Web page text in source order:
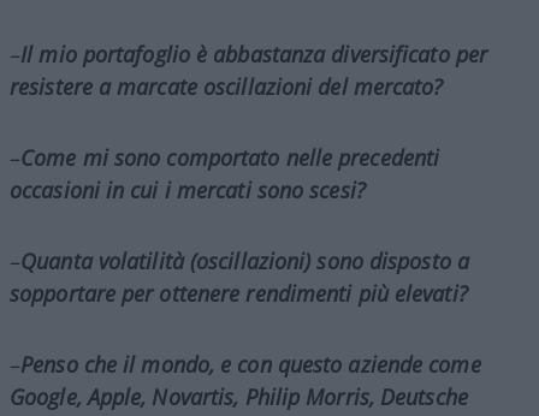
–Il mio portafoglio è abbastanza diversificato per
resistere a marcate oscillazioni del mercato?
–Come mi sono comportato nelle precedenti
occasioni in cui i mercati sono scesi?
–Quanta volatilità (oscillazioni) sono disposto a
sopportare per ottenere rendimenti più elevati?
–Penso che il mondo, e con questo aziende come
Google, Apple, Novartis, Philip Morris, Deutsche